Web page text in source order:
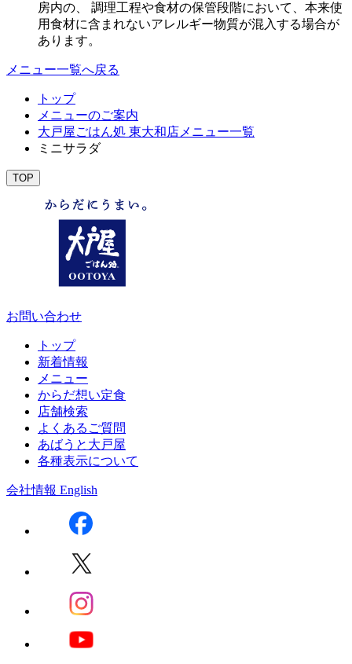
房内の、 調理工程や食材の保管段階において、本来使
用食材に含まれないアレルギー物質が混入する場合が
あります。
メニュー一覧へ戻る
トップ
メニューのご案内
大戸屋ごはん処 東大和店メニュー一覧
ミニサラダ
TOP
お問い合わせ
トップ
新着情報
メニュー
からだ想い定食
店舗検索
よくあるご質問
あばうと大戸屋
各種表示について
会社情報 English